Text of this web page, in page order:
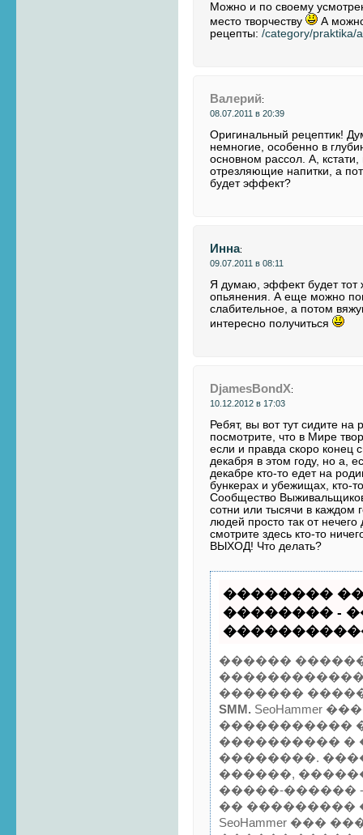
Можно и по своему
место творчеству
А
рецепты:/category/praktika/
Валерий:
08.07.2011 в 20:39
Оригинальный рецептик!
немногие, особенно в
основном рассол. А,
отрезляющие напитки, а
будет эффект?
Инна:
09.07.2011 в 08:11
Я думаю, эффект будет тот
опьянения. А еще можно
слабительное, а потом
интересно получиться
DjamesBondX:
10.12.2012 в 17:03
Ребят, вы вот тут сидите
посмотрите, что в Мире
если и правда скоро конец
декабря в этом году, но а,
декабре кто-то едет на
бункерах и убежищах, кто-
Сообщество
сотни или тысячи в каждом
людей просто так от нечего
смотрите здесь кто-то
ВЫХОД! Что делать?
��������
�������� -
�����������
������
�������
SMM. SeoHammer
�����������
���������� �
��������.
������,
�����-������
�� ���������
SeoHammer ���